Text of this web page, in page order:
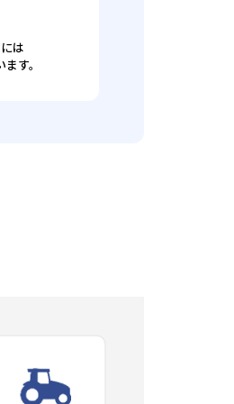
は
す。